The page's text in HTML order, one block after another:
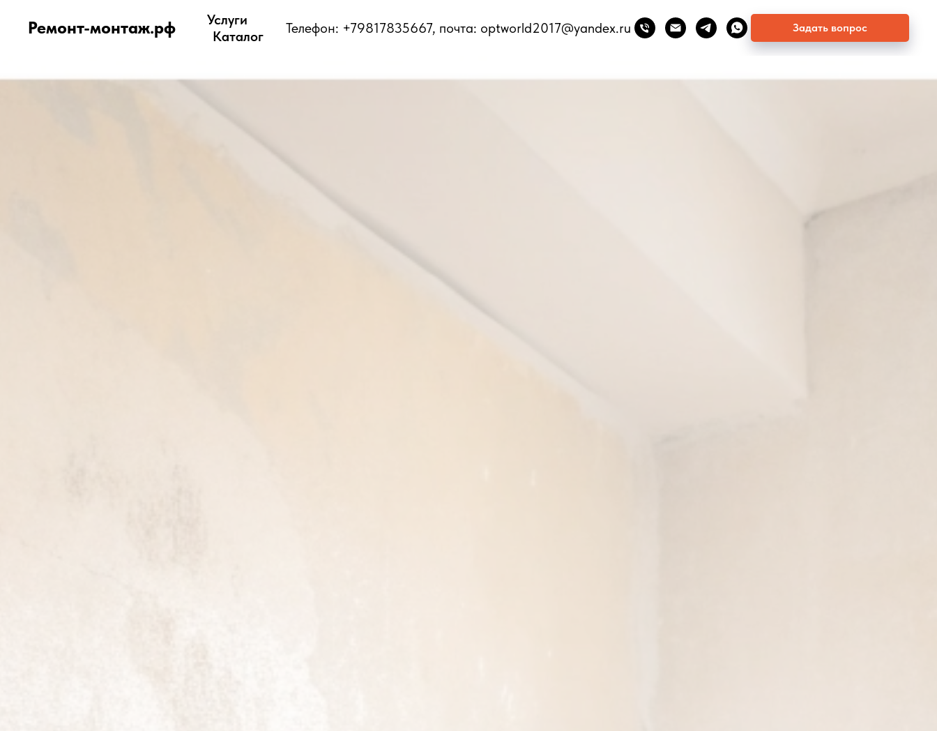
Ремонт-монтаж.рф
Услуги
Каталог
Телефон: +79817835667, почта: optworld2017@yandex.ru Задать вопрос